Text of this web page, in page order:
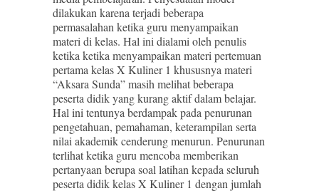
dilakukan karena terjadi beberapa
permasalahan ketika guru menyampaikan
materi di kelas. Hal ini dialami oleh penulis
ketika ketika menyampaikan materi pertemuan
pertama kelas X Kuliner 1 khususnya materi
“Aksara Sunda” masih melihat beberapa
peserta didik yang kurang aktif dalam belajar.
Hal ini tentunya berdampak pada penurunan
pengetahuan, pemahaman, keterampilan serta
nilai akademik cenderung menurun. Penurunan
terlihat ketika guru mencoba memberikan
pertanyaan berupa soal latihan kepada seluruh
peserta didik kelas X Kuliner 1 dengan jumlah